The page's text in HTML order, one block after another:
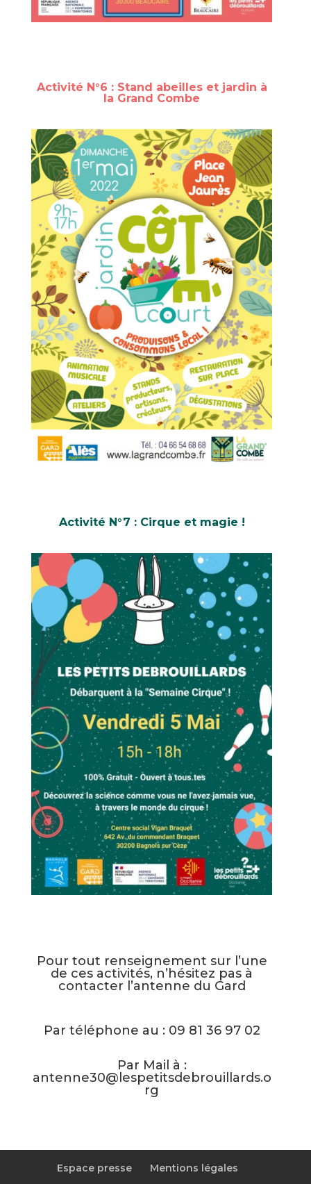
Activité N°6 : Stand abeilles et jardin à
la Grand Combe
Activité N°7 : Cirque et magie !
Pour tout renseignement sur l’une
de ces activités, n’hésitez pas à
contacter l’antenne du Gard
Par téléphone au : 09 81 36 97 02
Par Mail à :
antenne30@lespetitsdebrouillards.o
rg
Espace presse Mentions légales